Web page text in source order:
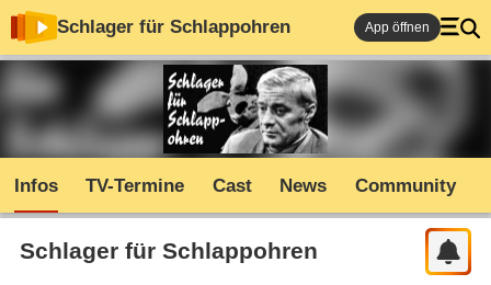
Schlager für Schlappohren App öffnen
Infos TV-Termine Cast News Community
Schlager für Schlappohren